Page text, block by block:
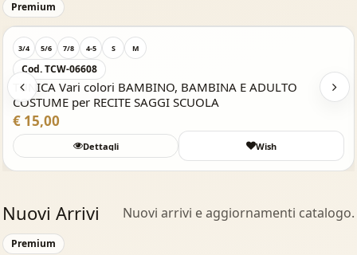
Premium
3/4 5/6 7/8 4-5 S M
Cod. TCW-06608
TUNICA Vari colori BAMBINO, BAMBINA E ADULTO
COSTUME per RECITE SAGGI SCUOLA
€ 15,00
Dettagli Wish
Nuovi Arrivi Nuovi arrivi e aggiornamenti catalogo.
Premium